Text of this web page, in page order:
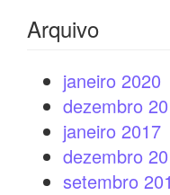
Arquivo
janeiro 2020
dezembro
janeiro 2017
dezembro
setembro